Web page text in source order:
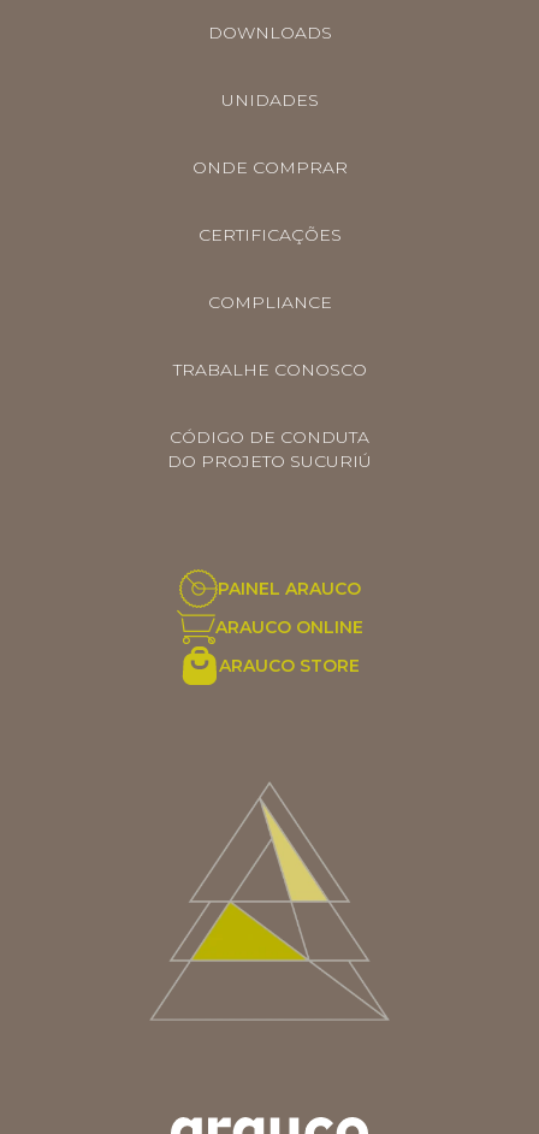
AUS/NZ
DOWNLOADS
UNIDADES
ONDE COMPRAR
CERTIFICAÇÕES
COMPLIANCE
TRABALHE CONOSCO
CÓDIGO DE CONDUTA
DO PROJETO SUCURIÚ
PAINEL ARAUCO
ARAUCO ONLINE
ARAUCO STORE